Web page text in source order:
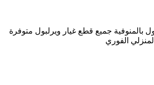
بالمنوفية جميع قطع غيار ويرلبول متوفرة
الفوري